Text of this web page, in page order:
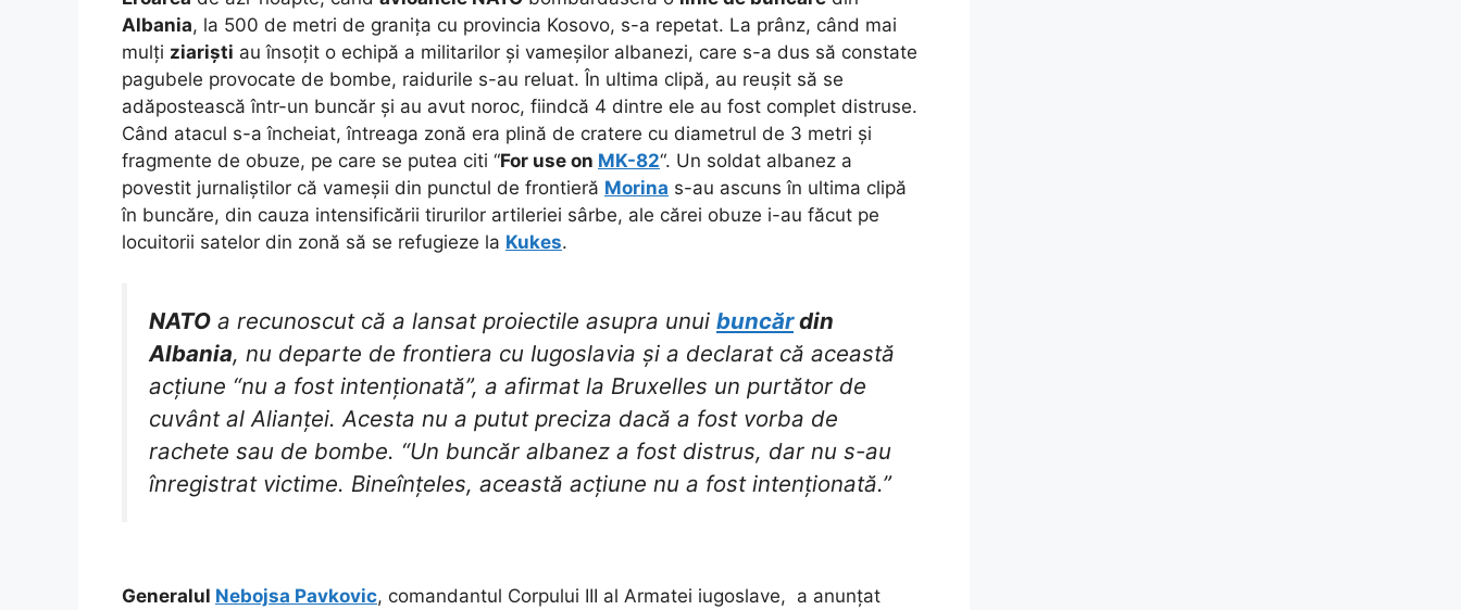
Albania, la 500 de metri de granița cu provincia Kosovo, s-a repetat. La prânz, când mai
mulți ziariști au însoțit o echipă a militarilor și vameșilor albanezi, care s-a dus să constate
pagubele provocate de bombe, raidurile s-au reluat. În ultima clipă, au reușit să se
adăpostească într-un buncăr și au avut noroc, fiindcă 4 dintre ele au fost complet distruse.
Când atacul s-a încheiat, întreaga zonă era plină de cratere cu diametrul de 3 metri și
fragmente de obuze, pe care se putea citi “For use on MK-82“. Un soldat albanez a
povestit jurnaliștilor că vameșii din punctul de frontieră Morina s-au ascuns în ultima clipă
în buncăre, din cauza intensificării tirurilor artileriei sârbe, ale cărei obuze i-au făcut pe
locuitorii satelor din zonă să se refugieze la Kukes.
NATO a recunoscut că a lansat proiectile asupra unui buncărdin
Albania, nu departe de frontiera cu Iugoslavia și a declarat că această
acțiune “nu a fost intenționată”, a afirmat la Bruxelles un purtător de
cuvânt al Alianței. Acesta nu a putut preciza dacă a fost vorba de
rachete sau de bombe. “Un buncăr albanez a fost distrus, dar nu s-au
înregistrat victime. Bineînțeles, această acțiune nu a fost intenționată.”
Generalul Nebojsa Pavkovic, comandantul Corpului III al Armatei iugoslave, a anunțat